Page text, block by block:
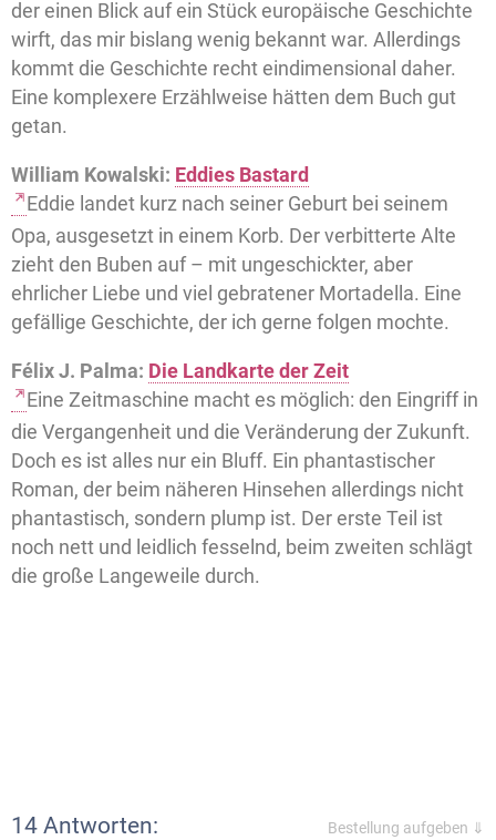
der einen Blick auf ein Stück europäische Geschichte
wirft, das mir bislang wenig bekannt war. Allerdings
kommt die Geschichte recht eindimensional daher.
Eine komplexere Erzählweise hätten dem Buch gut
getan.
William Kowalski: Eddies Bastard
Eddie landet kurz nach seiner Geburt bei seinem
Opa, ausgesetzt in einem Korb. Der verbitterte Alte
zieht den Buben auf – mit ungeschickter, aber
ehrlicher Liebe und viel gebratener Mortadella. Eine
gefällige Geschichte, der ich gerne folgen mochte.
Félix J. Palma: Die Landkarte der Zeit
Eine Zeitmaschine macht es möglich: den Eingriff in
die Vergangenheit und die Veränderung der Zukunft.
Doch es ist alles nur ein Bluff. Ein phantastischer
Roman, der beim näheren Hinsehen allerdings nicht
phantastisch, sondern plump ist. Der erste Teil ist
noch nett und leidlich fesselnd, beim zweiten schlägt
die große Langeweile durch.
14 Antworten: Bestellung aufgeben ⇓